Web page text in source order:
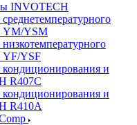
INVOTECH
YM/YSM
YF/YSF
кондиционирования и
R407C
кондиционирования и
R410A